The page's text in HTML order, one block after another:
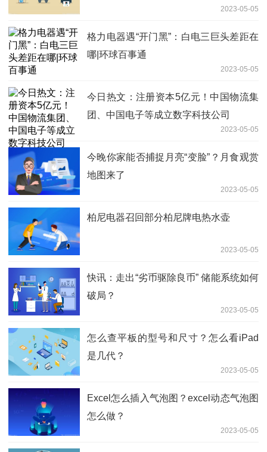
2023-05-05
格力电器遇“开门黑”：白电三巨头差距在
哪|环球百事通
2023-05-05
今日热文：注册资本5亿元！中国物流集
团、中国电子等成立数字科技公司
2023-05-05
今晚你家能否捕捉月亮“变脸”？月食观赏
地图来了
2023-05-05
柏尼电器召回部分柏尼牌电热水壶
2023-05-05
快讯：走出“劣币驱除良币” 储能系统如何
破局？
2023-05-05
怎么查平板的型号和尺寸？怎么看iPad
是几代？
2023-05-05
Excel怎么插入气泡图？excel动态气泡图
怎么做？
2023-05-05